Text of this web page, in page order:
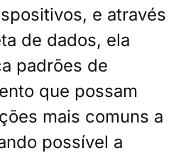
e através
de dados, ela
padrões de
que possam
mais comuns a
possível a